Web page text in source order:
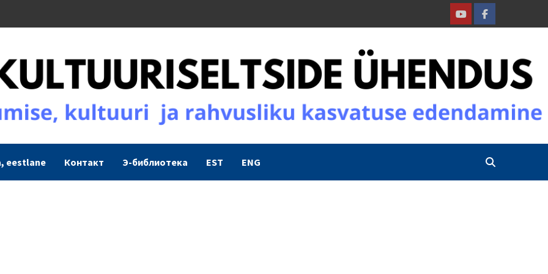
YoutubeFacebook
eestlane Контакт Э-библиотека EST ENG